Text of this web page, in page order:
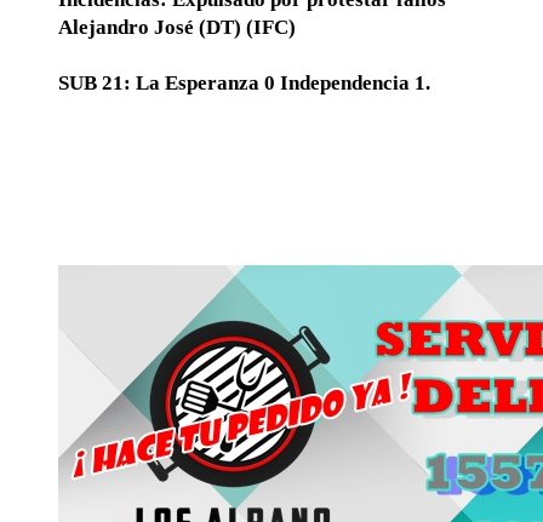
Alejandro José (DT) (IFC)
SUB 21: La Esperanza 0 Independencia 1.